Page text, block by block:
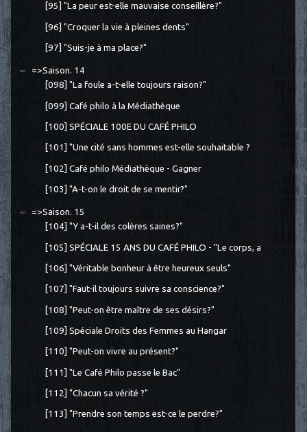
[95] "La peur est-elle mauvaise conseillère?"
[96] "Croquer la vie à pleines dents"
[97] "Suis-je à ma place?"
=>Saison. 14
[098] "La foule a-t-elle toujours raison?"
[099] Café philo à la Médiathèque
[100] SPÉCIALE 100E DU CAFÉ PHILO
[101] "Une cité sans hommes est-elle souhaitable ?
[102] Café philo Médiathèque - Gagner
[103] "A-t-on le droit de se mentir?"
=>Saison. 15
[104] "Y a-t-il des colères saines?"
[105] SPÉCIALE 15 ANS DU CAFÉ PHILO - "Le corps, a
[106] "Véritable bonheur à être heureux seuls"
[107] "Faut-il toujours suivre sa conscience?"
[108] "Peut-on être maître de ses désirs?"
[109] Spéciale Droits des Femmes au Hangar
[110] "Peut-on vivre au présent?"
[111] "Le Café Philo passe le Bac"
[112] "Chacun sa vérité ?"
[113] "Prendre son temps est-ce le perdre?"